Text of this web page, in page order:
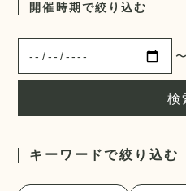
開催時期で絞り込む
〜
検
キーワードで絞り込む